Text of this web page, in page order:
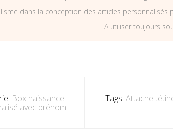
dans la conception des articles personnalisés
A utiliser toujours
Box naissance
avec prénom
Tags: Attache